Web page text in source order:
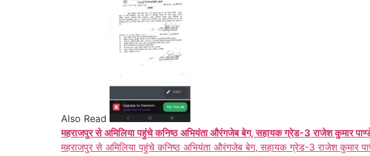
Also Read
महराजपुर से अमिलिया पहुंचे कनिष्ठ अभियंता औरंगजेब बेग, सहायक ग्रेड-3 राजेश कुमार
महराजपुर से अमिलिया पहुंचे कनिष्ठ अभियंता औरंगजेब बेग, सहायक ग्रेड-3 राजेश कुमार